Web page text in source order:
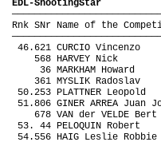
EDL-ShootingStar
Rnk SNr Name of the
46.621 CURCIO Vincenzo
568 HARVEY Nick
36 MARKHAM Howard
361 MYSLIK Radoslav
50.253 PLATTNER Leopold
51.806 GINER ARREA Juan
678 VAN der VELDE Bert
53. 44 PELOQUIN Robert
54.556 HAIG Leslie Robbie